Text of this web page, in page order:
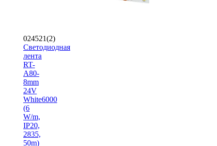
024521(2)
Светодиодная
лента
RT-
A80-
8mm
24V
White6000
(6
W/m,
IP20,
2835,
50m)